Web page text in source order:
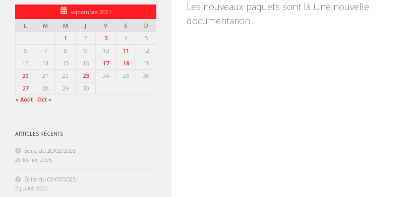
Les nouveaux paquets sont là Une nouvelle
documentarion...
septembre 2021
L
M M J V S
D
1
2 3 4
5
6
7 8 9 10 11
12
13
14 15 16 17 18
19
20
21 22 23 24 25
26
27
28 29
30
« Août Oct »
ARTICLES RÉCENTS
Édito du 20/02/2026
20 février 2026
Édito du 02/07/2025 :
2 juillet 2025